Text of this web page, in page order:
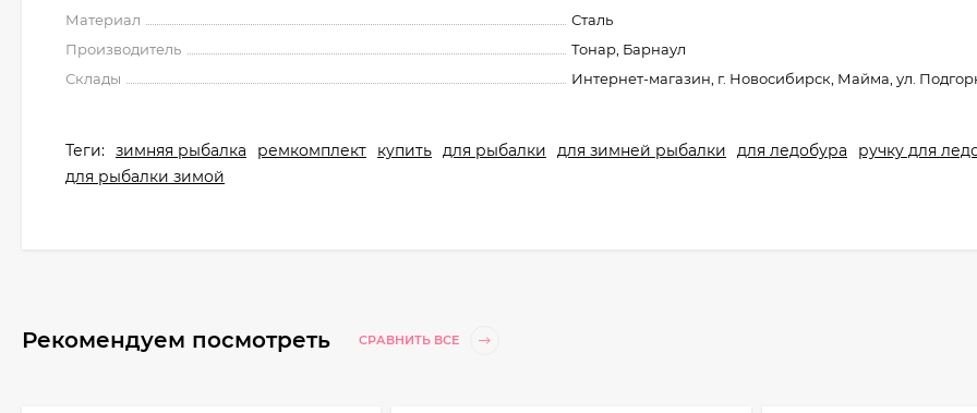
Материал
Сталь
Производитель
Тонар, Барнаул
Склады
Интернет-магазин, г. Новосибирск, Майма, ул.
Теги: зимняя рыбалка ремкомплект купить для рыбалки для зимней рыбалки для ледобура
ручку для
для рыбалки зимой
Рекомендуем посмотреть СРАВНИТЬ ВСЕ